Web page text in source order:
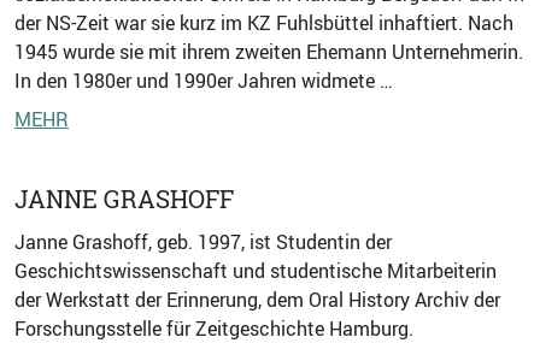
der NS-Zeit war sie kurz im KZ Fuhlsbüttel inhaftiert. Nach
1945 wurde sie mit ihrem zweiten Ehemann Unternehmerin.
In den 1980er und 1990er Jahren widmete …
MEHR
JANNE GRASHOFF
Janne Grashoff, geb. 1997, ist Studentin der
Geschichtswissenschaft und studentische Mitarbeiterin
der Werkstatt der Erinnerung, dem Oral History Archiv der
Forschungsstelle für Zeitgeschichte Hamburg.